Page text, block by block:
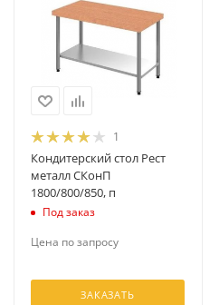
1
Кондитерский стол Рест
металл СКонП
1800/800/850, п
Под заказ
Цена по запросу
ЗАКАЗАТЬ